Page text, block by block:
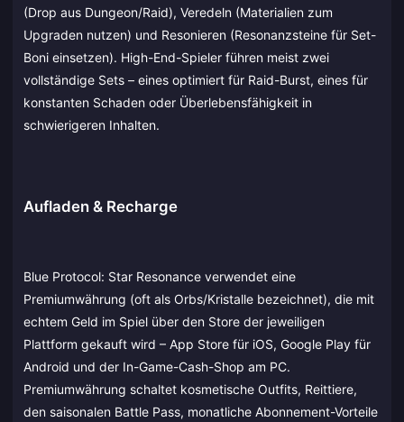
(Drop aus Dungeon/Raid), Veredeln (Materialien zum
Upgraden nutzen) und Resonieren (Resonanzsteine für Set-
Boni einsetzen). High-End-Spieler führen meist zwei
vollständige Sets – eines optimiert für Raid-Burst, eines für
konstanten Schaden oder Überlebensfähigkeit in
schwierigeren Inhalten.
Aufladen & Recharge
Blue Protocol: Star Resonance verwendet eine
Premiumwährung (oft als Orbs/Kristalle bezeichnet), die mit
echtem Geld im Spiel über den Store der jeweiligen
Plattform gekauft wird – App Store für iOS, Google Play für
Android und der In-Game-Cash-Shop am PC.
Premiumwährung schaltet kosmetische Outfits, Reittiere,
den saisonalen Battle Pass, monatliche Abonnement-Vorteile